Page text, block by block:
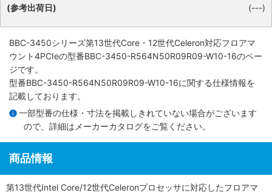
(参考出荷日)
(---)
BBC-3450シリーズ第13世代Core・12世代Celeron対応フロアマ
ウント4PCIeの型番BBC-3450-R564N50R09R09-W10-16のペー
ジです。
型番BBC-3450-R564N50R09R09-W10-16に関する仕様情報を
記載しております。
一部型番の仕様・寸法を掲載しきれていない場合がございます
ので、詳細は メーカーカタログをご覧ください。
商品情報
第13世代Intel Core/12世代Celeronプロセッサに対応したフロアマ